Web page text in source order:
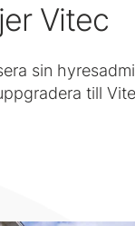
Vitec
sin
till